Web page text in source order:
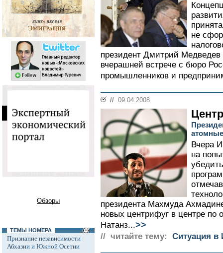
Обзоры
ТЕМЫ НОМЕРА
Признание независимости
Абхазии и Южной Осетии
не
президент Дмитрий
вчерашней встрече с бюро
промышленников и
// 09.04.2008
Вчера
на
президента Махмуда
новых центрифуг в центре по
Натанз...>>
// читайте тему: Ситуация в